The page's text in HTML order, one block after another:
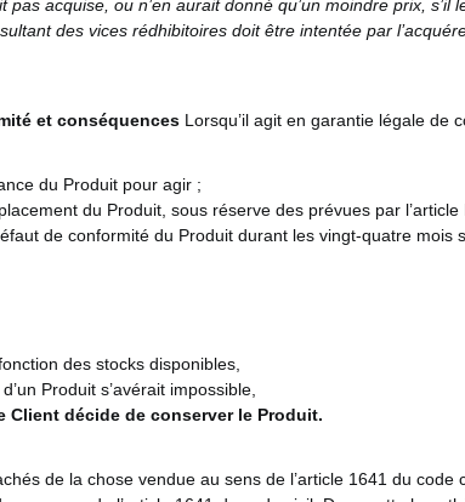
acquise, ou n’en aurait donné qu’un moindre prix, s’il
des vices rédhibitoires doit être intentée par
et conséquences Lorsqu’il agit en garantie légale de
du Produit pour agir ;
du Produit, sous réserve des prévues par
de conformité du Produit durant les vingt-quatre mois
des stocks disponibles,
Produit s’avérait impossible,
décide de conserver le Produit.
de la chose vendue au sens de l’article 1641 du code